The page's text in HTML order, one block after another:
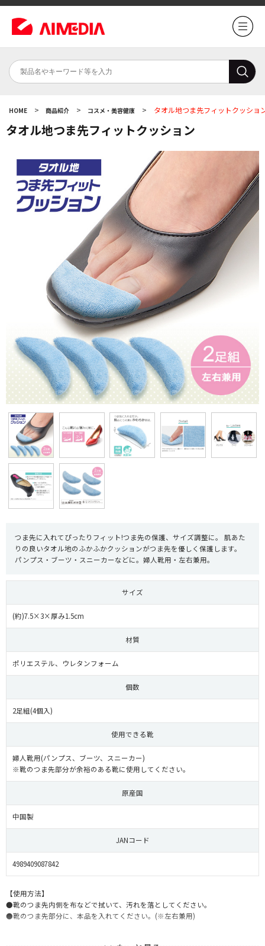
HOME > 商品紹介 > コスメ・美容健康 > タオル地つま先フィットクッショ
タオル地つま先フィットクッション
つま先に入れてぴったりフィット!つま先の保護、サイズ調整に。 肌あた
りの良いタオル地のふかふかクッションがつま先を優しく保護します。
パンプス・ブーツ・スニーカーなどに。婦人靴用・左右兼用。
サイズ
(約)7.5×3×厚み1.5cm
材質
ポリエステル、ウレタンフォーム
個数
2足組(4個入)
使用できる靴
婦人靴用(パンプス、ブーツ、スニーカー)
※靴のつま先部分が余裕のある靴に使用してください。
原産国
中国製
JANコード
4989409087842
【使用方法】
●靴のつま先内側を布などで拭いて、汚れを落としてください。
●靴のつま先部分に、本品を入れてください。(※左右兼用)